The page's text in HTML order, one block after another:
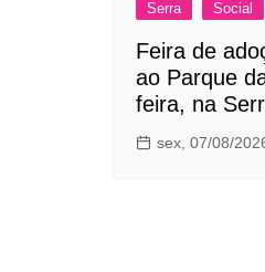
Serra
Social
Feira de
ao Parque
feira, na
sex, 07/08/